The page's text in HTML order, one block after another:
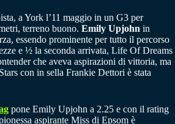
a York l’11 maggio in un G3 per
terreno buono. Emily Upjohn in
essendo prominente per tutto il percorso
e ½ la seconda arrivata, Life Of Dreams
che aveva aspirazioni di vittoria, ma
con in sella Frankie Dettori è stata
pone Emily Upjohn a 2.25 e con il rating
aspirante Miss di Epsom è